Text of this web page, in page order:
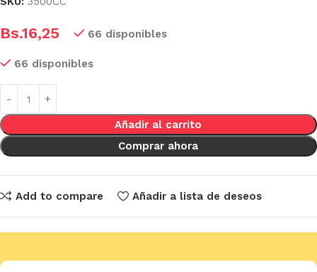
Bs.16,25 66 disponibles
66 disponibles
Añadir al carrito
Comprar ahora
Add to compare Añadir a lista de deseos